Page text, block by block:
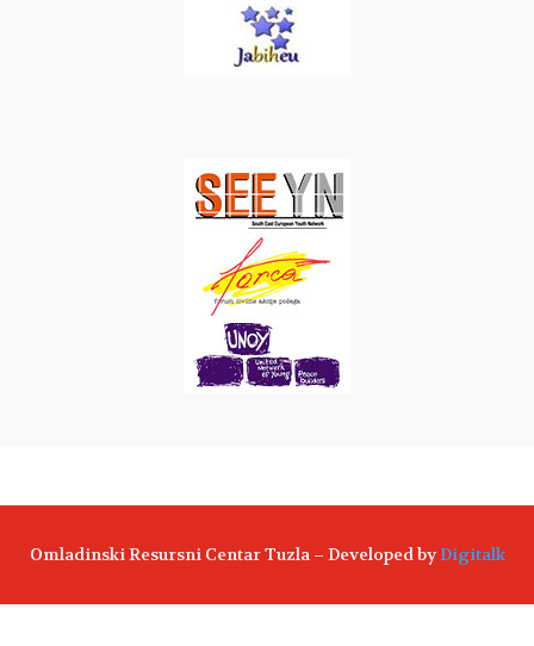
Omladinski Resursni Centar Tuzla – Developed byDigitalk